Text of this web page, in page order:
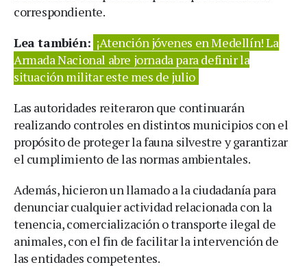
correspondiente.
Lea también: ¡Atención jóvenes en Medellín! La
Armada Nacional abre jornada para definir la
situación militar este mes de julio
Las autoridades reiteraron que continuarán
realizando controles en distintos municipios con el
propósito de proteger la fauna silvestre y garantizar
el cumplimiento de las normas ambientales.
Además, hicieron un llamado a la ciudadanía para
denunciar cualquier actividad relacionada con la
tenencia, comercialización o transporte ilegal de
animales, con el fin de facilitar la intervención de
las entidades competentes.